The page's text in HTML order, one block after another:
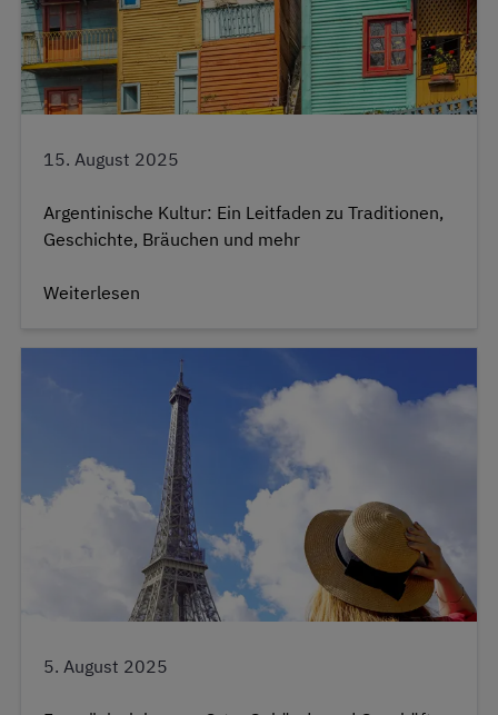
15. August 2025
Argentinische Kultur: Ein Leitfaden zu Traditionen,
Geschichte, Bräuchen und mehr
Weiterlesen
5. August 2025